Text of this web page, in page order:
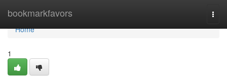
bookmarkfavors
Home
Home
1